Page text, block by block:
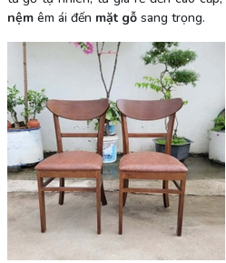
nệmêm ái đến mặt gỗsang trọng.